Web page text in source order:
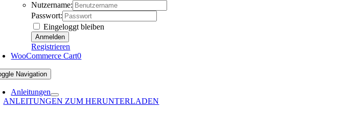
Nutzername:
Passwort:
Eingeloggt bleiben
Registrieren
WooCommerce Cart0
Navigation
Anleitungen
ANLEITUNGEN ZUM HERUNTERLADEN